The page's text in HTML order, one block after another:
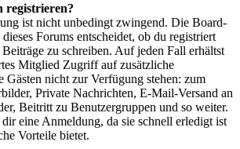
registrieren?
ist nicht unbedingt zwingend. Die Board-
Forums entscheidet, ob du registriert
Beiträge zu schreiben. Auf jeden Fall erhältst
Mitglied Zugriff auf zusätzliche
Gästen nicht zur Verfügung stehen: zum
Private Nachrichten, E-Mail-Versand an
Beitritt zu Benutzergruppen und so weiter.
eine Anmeldung, da sie schnell erledigt ist
Vorteile bietet.